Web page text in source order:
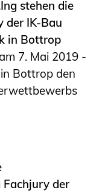
stehen die
der IK-Bau
in Bottrop
7. Mai 2019 -
Bottrop den
Fachjury der